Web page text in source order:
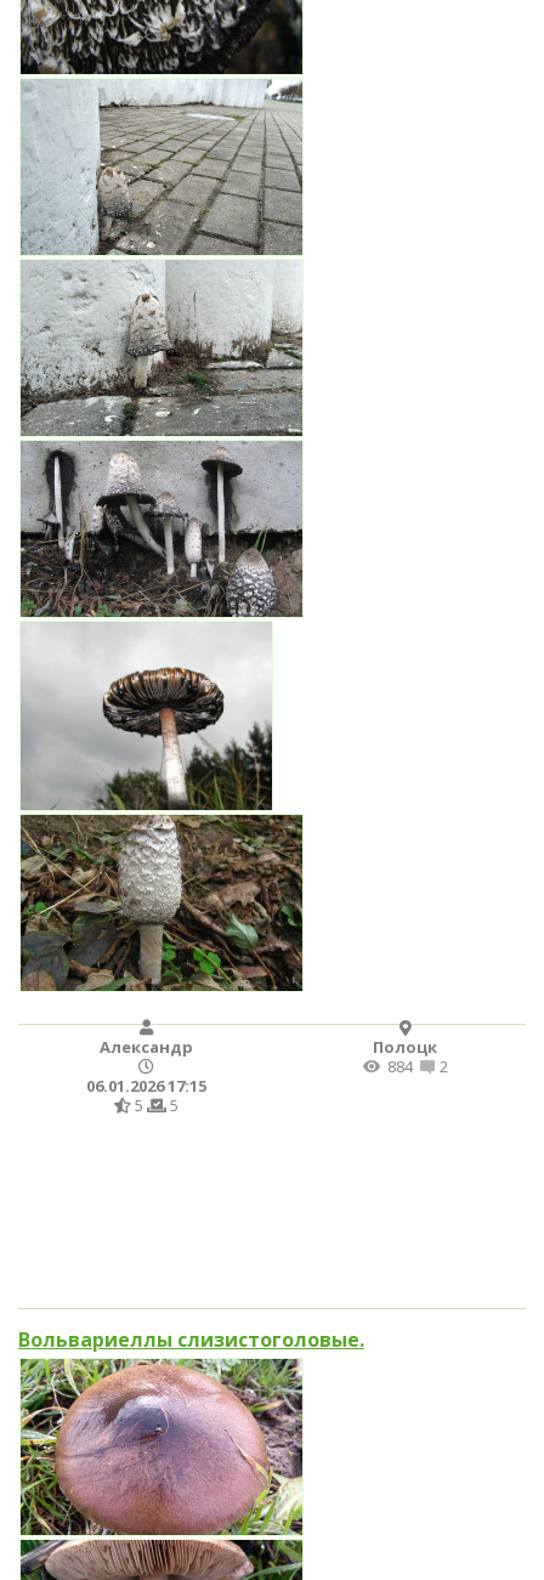
Александр
Полоцк
06.01.2026 17:15
884
2
5
5
Вольвариеллы слизистоголовые.